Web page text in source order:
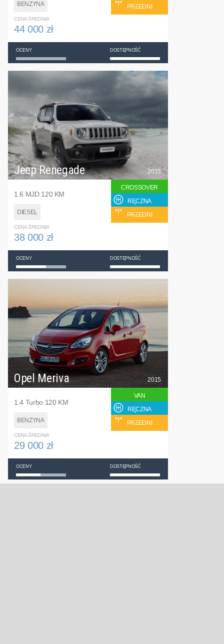
BENZYNA
PRZEDNI
CENA ŚREDNIA
44 000 zł
OCENY DOSTĘPNOŚĆ
Jeep Renegade
1.6 MJD 120 KM
DIESEL
2015
CROSSOVER
RĘCZNA
PRZEDNI
CENA ŚREDNIA
38 000 zł
OCENY DOSTĘPNOŚĆ
Opel Meriva
1.4 Turbo 120 KM
BENZYNA
2015
VAN
RĘCZNA
PRZEDNI
CENA ŚREDNIA
29 000 zł
OCENY DOSTĘPNOŚĆ